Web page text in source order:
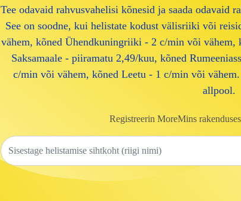
Tee odavaid rahvusvahelisi kõnesid ja saada odavaid
See on soodne, kui helistate kodust välisriiki või
vähem, kõned Ühendkuningriiki - 2 c/min või vähem,
Saksamaale - piiramatu 2,49/kuu, kõned
c/min või vähem, kõned Leetu - 1 c/min või
allpool.
Registreerin MoreMins